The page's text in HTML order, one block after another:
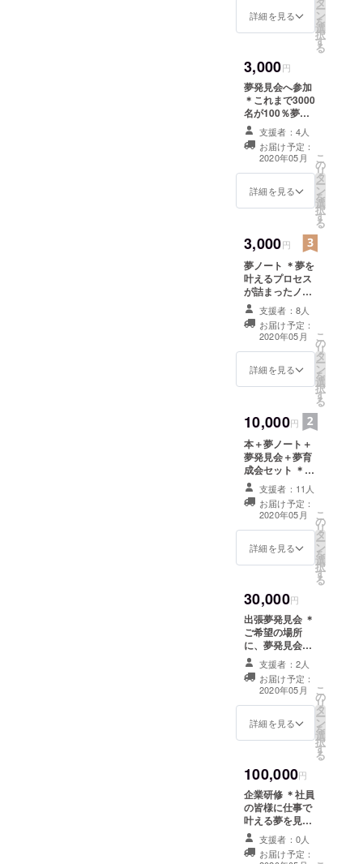
詳細を見る ー
ン
を
選
択
す
る
3,000円
夢発見会へ参加
＊これまで3000
名が100％夢を
見つけている夢
発見セミナー（2
時間）です。
支援者：4人
お届け予定：
2020年05月
詳細を見る
こ
の
リ
タ
ー
ン
を
選
択
す
る
3,000円
夢ノート ＊夢を
叶えるプロセス
が詰まったノー
トです。ノート
を書きながら1年
で夢を叶える仕
組みになってま
す。
支援者：8人
お届け予定：
2020年05月
詳細を見る
こ
の
リ
タ
ー
ン
を
選
択
す
る
10,000円
本＋夢ノート＋
夢発見会＋夢育
成会セット ＊夢
を見つけ、夢を
叶えるプロセス
を学び（育成
会）、夢を叶え
ることができる
セットです。
支援者：11人
お届け予定：
2020年05月
詳細を見る
こ
の
リ
タ
ー
ン
を
選
択
す
る
30,000円
出張夢発見会 ＊
ご希望の場所
に、夢発見会講
師を派遣し、夢
発見会を開催し
ます。最低3名か
ら開催可能で
す。
支援者：2人
お届け予定：
2020年05月
詳細を見る
こ
の
リ
タ
ー
ン
を
選
択
す
る
100,000円
企業研修 ＊社員
の皆様に仕事で
叶える夢を見つ
けて頂きます。
過去、のべ20社
で開催し、参加
支援者：0人
お届け予定：